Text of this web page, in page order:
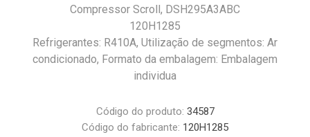
Compressor Scroll, DSH295A3ABC
120H1285
Refrigerantes: R410A, Utilização de segmentos: Ar
condicionado, Formato da embalagem: Embalagem
individua
Código do produto: 34587
Código do fabricante: 120H1285